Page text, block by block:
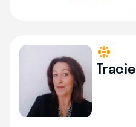
Tracie